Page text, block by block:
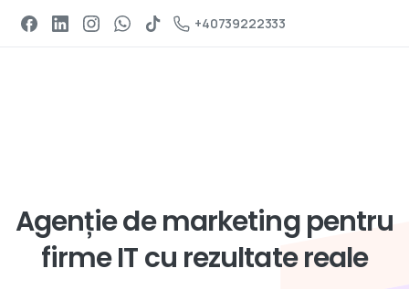
+40739222333
Agențiede marketing pentru
firmeITcu rezultatereale